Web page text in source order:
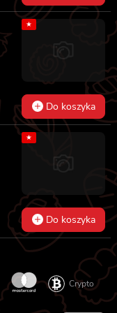
★
Do koszyka
★
Do koszyka
Crypto